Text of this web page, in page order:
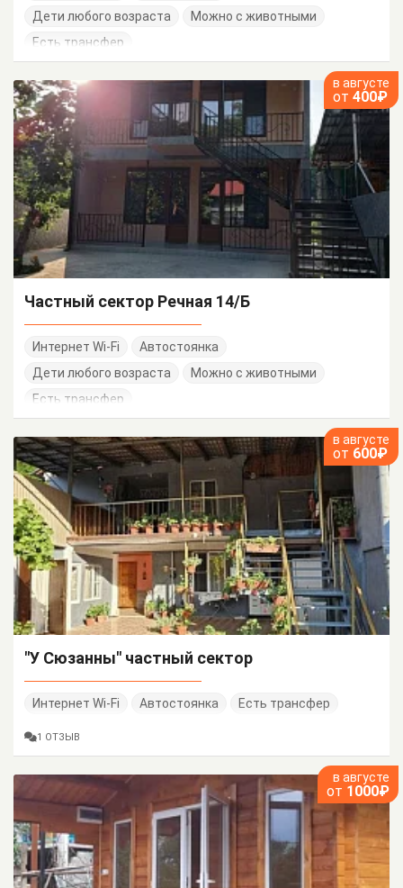
Дети любого возраста
Можно с животными
Есть трансфер
в августе
от 400₽
Частный сектор Речная 14/Б
Интернет Wi-Fi
Автостоянка
Дети любого возраста
Можно с животными
Есть трансфер
в августе
от 600₽
"У Сюзанны" частный сектор
Интернет Wi-Fi Автостоянка Есть трансфер
1 ОТЗЫВ
в августе
от 1000₽